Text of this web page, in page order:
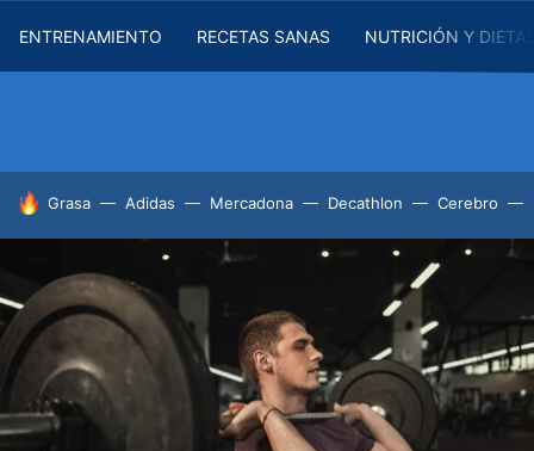
ENTRENAMIENTO RECETAS SANAS NUTRICIÓN Y
HOY SE HABLA DE
Grasa Adidas Mercadona Decathlon Cerebro